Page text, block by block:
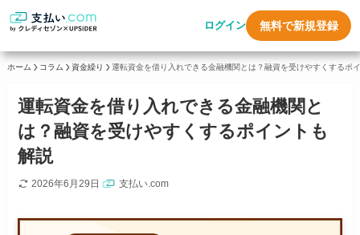
ログイン 無料で新規登録
ホーム コラム 資金繰り 運転資金を借り入れできる金融機関とは？融資を受けやすくするポ
運転資金を借り入れできる金融機関と
は？融資を受けやすくするポイントも
解説
2026年6月29日 支払い.com